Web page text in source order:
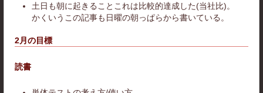
土日も朝に起きることこれは比較的達成した(当社比)。
かくいうこの記事も日曜の朝っぱらから書いている。
2月の目標
読書